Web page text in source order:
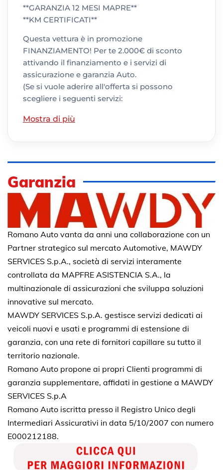
**GARANZIA 12 MESI MAPRE**
**KM CERTIFICATI**
Questa vettura è in promozione
FINANZIAMENTO! Per te 2.000€ di sconto
attivando il finanziamento e i servizi di
assicurazione e garanzia Auto.
(Se si vuole aderire all'offerta si possono
scegliere i seguenti servizi:
Mostra di più
Garanzia
Romano Auto vanta da anni una collaborazione con un
Partner strategico sul mercato Automotive, MAWDY
SERVICES S.p.A., società di servizi interamente
controllata da MAPFRE ASISTENCIA S.A., la
multinazionale di assicurazioni che sviluppa soluzioni
innovative sul mercato.
MAWDY SERVICES S.p.A. gestisce servizi dedicati ai
veicoli nuovi e usati e programmi di estensione di
garanzia, con una rete di fornitori capillare su tutto il
territorio nazionale.
Romano Auto propone ai propri Clienti programmi di
garanzia supplementare, affidati in gestione a MAWDY
SERVICES S.p.A
Romano Auto iscritta presso il Registro Unico degli
Intermediari Assicurativi in data 5/10/2007 con numero
E000212188.